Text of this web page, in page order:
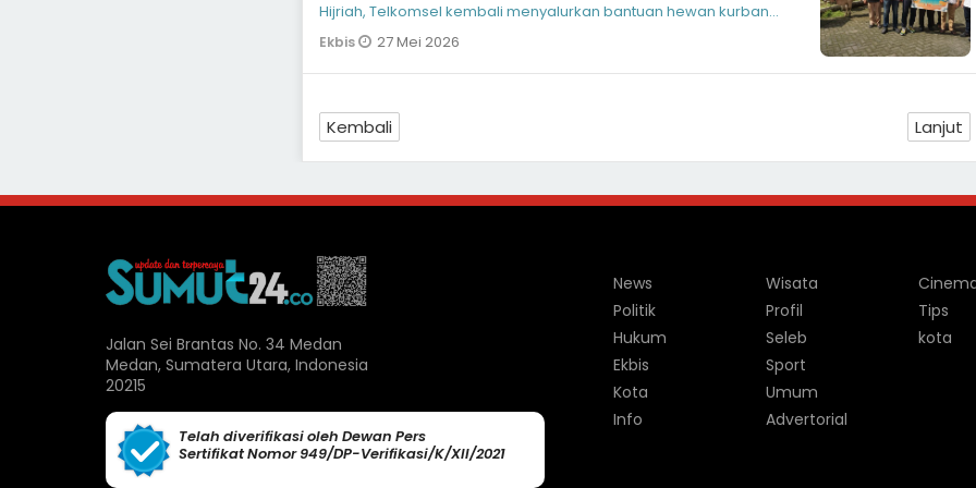
Hijriah, Telkomsel kembali menyalurkan bantuan hewan kurban
kepada masyarakat
Ekbis 27 Mei 2026
Kembali Lanjut
Jalan Sei Brantas No. 34 Medan
Medan, Sumatera Utara, Indonesia
20215
Telah diverifikasi oleh Dewan Pers
Sertifikat Nomor 949/DP-Verifikasi/K/XII/2021
News
Politik
Hukum
Ekbis
Kota
Info
Wisata
Profil
Seleb
Sport
Umum
Advertorial
Tips
kota